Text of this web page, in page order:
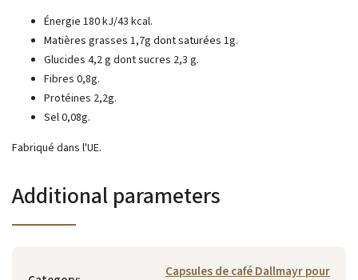
Énergie 180 kJ/43 kcal.
Matières grasses 1,7g dont saturées 1g.
Glucides 4,2 g dont sucres 2,3 g.
Fibres 0,8g.
Protéines 2,2g.
Sel 0,08g.
Fabriqué dans l'UE.
Additional parameters
Capsules de café Dallmayr pour